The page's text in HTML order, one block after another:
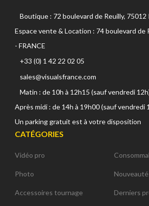
Boutique : 72 boulevard de Reuilly, 75012
Espace vente & Location : 74 boulevard de
- FRANCE
+33 (0) 1 42 22 02 05
sales@visualsfrance.com
Matin : de 10h à 12h15 (sauf vendredi
Après midi : de 14h à 19h00 (sauf vendredi
Un parking gratuit est à votre disposition
CATÉGORIES
Vidéo pro
Photo
Accessoires tournage Derniers